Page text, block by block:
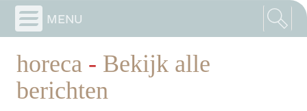
menu
horeca - Bekijk alle
berichten